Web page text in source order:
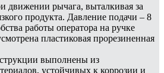
движении рычага, выталкивая за
продукта. Давление подачи – 8
работы оператора на ручке
пластиковая прорезиненная
выполнены из
устойчивых к коррозии и